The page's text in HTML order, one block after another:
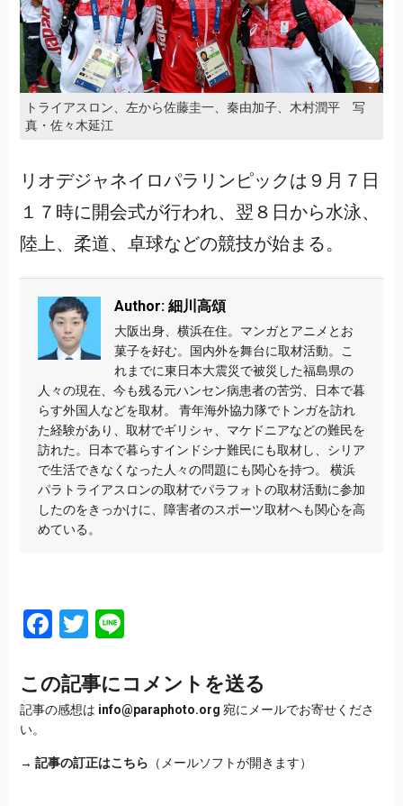
トライアスロン、左から佐藤圭一、秦由加子、木村潤平 写
真・佐々木延江
リオデジャネイロパラリンピックは９月７日
１７時に開会式が行われ、翌８日から水泳、
陸上、柔道、卓球などの競技が始まる。
Author: 細川高頌
大阪出身、横浜在住。マンガとアニメとお
菓子を好む。国内外を舞台に取材活動。こ
れまでに東日本大震災で被災した福島県の
人々の現在、今も残る元ハンセン病患者の苦労、日本で暮
らす外国人などを取材。 青年海外協力隊でトンガを訪れ
た経験があり、取材でギリシャ、マケドニアなどの難民を
訪れた。日本で暮らすインドシナ難民にも取材し、シリア
で生活できなくなった人々の問題にも関心を持つ。 横浜
パラトライアスロンの取材でパラフォトの取材活動に参加
したのをきっかけに、障害者のスポーツ取材へも関心を高
めている。
Facebook
Twitter
Line
この記事にコメントを送る
記事の感想は info@paraphoto.org 宛にメールでお寄せくださ
い。
→ 記事の訂正はこちら （メールソフトが開きます）